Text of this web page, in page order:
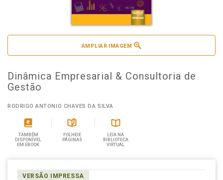
AMPLIAR IMAGEM
Dinâmica Empresarial & Consultoria de
Gestão
RODRIGO ANTONIO CHAVES DA SILVA
TAMBÉM
DISPONÍVEL
EM EBOOK
FOLHEIE
PÁGINAS
LEIA NA
BIBLIOTECA
VIRTUAL
VERSÃO IMPRESSA